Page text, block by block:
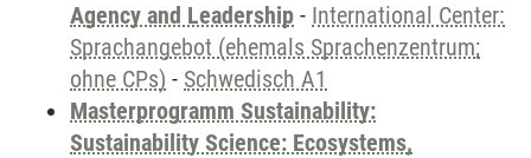
Agency and Leadership - International Center:
Sprachangebot (ehemals Sprachenzentrum;
ohne CPs) - Schwedisch A1
Masterprogramm Sustainability:
Sustainability Science: Ecosystems,